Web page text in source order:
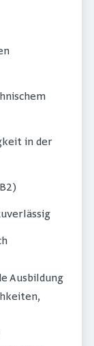
in der
Ausbildung